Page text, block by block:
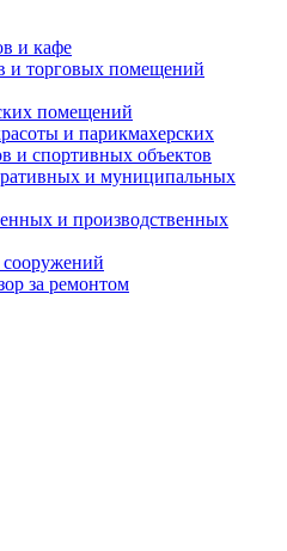
и кафе
и торговых помещений
помещений
и парикмахерских
и спортивных объектов
и муниципальных
и производственных
за ремонтом